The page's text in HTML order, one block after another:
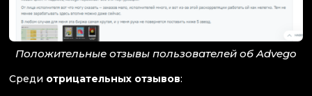
Положительные отзывы пользователей об Advego
Среди отрицательных отзывов: